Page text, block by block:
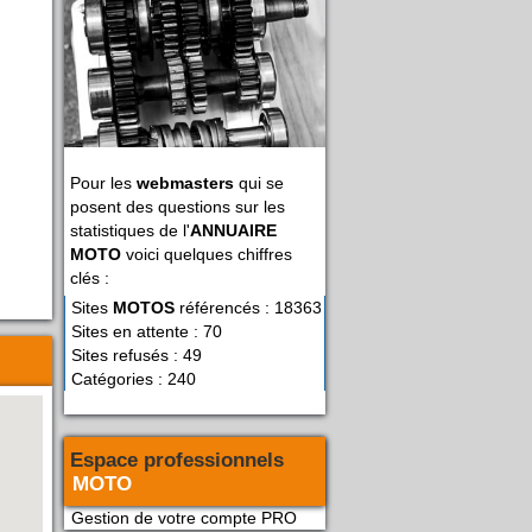
Pour les webmasters qui se
posent des questions sur les
statistiques de l'ANNUAIRE
MOTO voici quelques chiffres
clés :
Sites MOTOS référencés : 18363
Sites en attente : 70
Sites refusés : 49
Catégories : 240
Espace professionnels
MOTO
Gestion de votre compte PRO